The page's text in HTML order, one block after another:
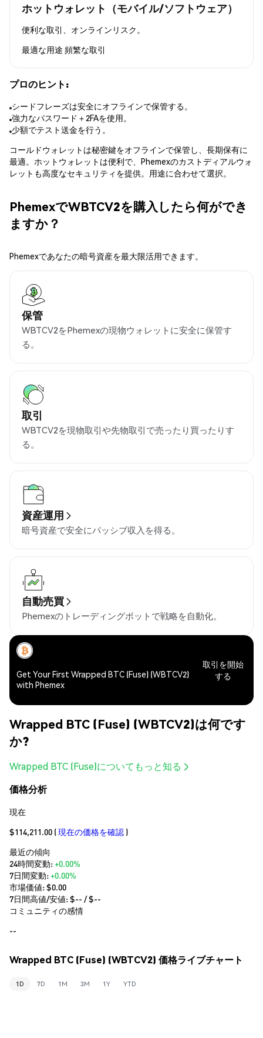
ホットウォレット（モバイル/ソフトウェア）
便利な取引、オンラインリスク。
最適な用途 頻繁な取引
プロのヒント:
シードフレーズは安全にオフラインで保管する。
強力なパスワード＋2FAを使用。
少額でテスト送金を行う。
コールドウォレットは秘密鍵をオフラインで保管し、長期保有に
最適。ホットウォレットは便利で、Phemexのカストディアルウォ
レットも高度なセキュリティを提供。用途に合わせて選択。
PhemexでWBTCV2を購入したら何ができ
ますか？
Phemexであなたの暗号資産を最大限活用できます。
保管
WBTCV2をPhemexの現物ウォレットに安全に保管す
る。
取引
WBTCV2を現物取引や先物取引で売ったり買ったりす
る。
資産運用
暗号資産で安全にパッシブ収入を得る。
自動売買
Phemexのトレーディングボットで戦略を自動化。
Get Your First Wrapped BTC (Fuse) (WBTCV2)
with Phemex
取引を開始
する
Wrapped BTC (Fuse) (WBTCV2)は何です
か?
Wrapped BTC (Fuse)についてもっと知る
価格分析
現在
$114,211.00 (現在の価格を確認 )
最近の傾向
24時間変動:+0.00%
7日間変動:+0.00%
市場価値:$0.00
7日間高値/安値: $-- / $--
コミュニティの感情
--
Wrapped BTC (Fuse) (WBTCV2) 価格ライブチャート
1D 7D 1M 3M 1Y YTD